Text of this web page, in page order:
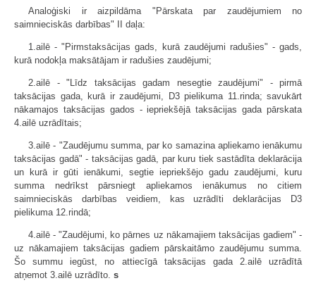
Analoģiski ir aizpildāma "Pārskata par zaudējumiem no
saimnieciskās darbības" II daļa:
1.ailē - "Pirmstaksācijas gads, kurā zaudējumi radušies" - gads,
kurā nodokļa maksātājam ir radušies zaudējumi;
2.ailē - "Līdz taksācijas gadam nesegtie zaudējumi" - pirmā
taksācijas gada, kurā ir zaudējumi, D3 pielikuma 11.rinda; savukārt
nākamajos taksācijas gados - iepriekšējā taksācijas gada pārskata
4.ailē uzrādītais;
3.ailē - "Zaudējumu summa, par ko samazina apliekamo ienākumu
taksācijas gadā" - taksācijas gadā, par kuru tiek sastādīta deklarācija
un kurā ir gūti ienākumi, segtie iepriekšējo gadu zaudējumi, kuru
summa nedrīkst pārsniegt apliekamos ienākumus no citiem
saimnieciskās darbības veidiem, kas uzrādīti deklarācijas D3
pielikuma 12.rindā;
4.ailē - "Zaudējumi, ko pārnes uz nākamajiem taksācijas gadiem" -
uz nākamajiem taksācijas gadiem pārskaitāmo zaudējumu summa.
Šo summu iegūst, no attiecīgā taksācijas gada 2.ailē uzrādītā
atņemot 3.ailē uzrādīto. s